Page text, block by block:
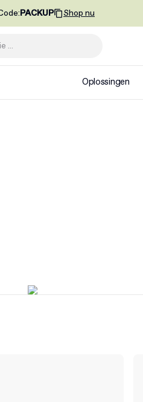
:PACKUP Shop nu
Oplossingen